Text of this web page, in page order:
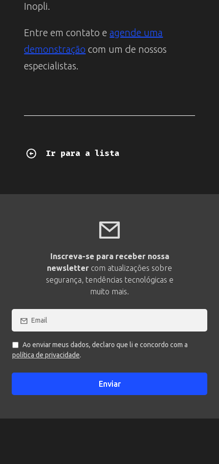
Inopli.
Entre em contato eagende uma
demonstração com um de nossos
especialistas.
Ir para a lista
Inscreva-se para receber nossa
newsletter com atualizações sobre
segurança, tendências tecnológicas e
muito mais.
Ao enviar meus dados, declaro que li e concordo com a
política de privacidade.
Enviar